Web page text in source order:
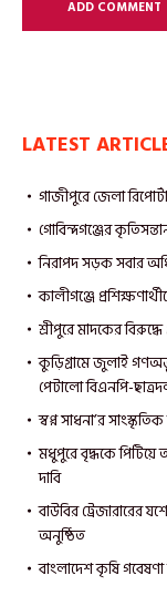
LATEST
গাজীপুরে জেলা
গোবিন্দগঞ্জের
নিরাপদ সড়ক সবার
কালীগঞ্জে
শ্রীপুরে মাদকের
কুড়িগ্রামে জুলাই
পেটালো বিএনপি-
স্বপ্ন সাধনা’র
মধুপুরে বৃদ্ধকে
দাবি
বাউবির ট্রেজারারের
অনুষ্ঠিত
বাংলাদেশ কৃষি